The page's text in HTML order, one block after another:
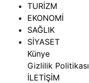
TURİZM
EKONOMİ
SAĞLIK
SİYASET
Künye
Gizlilik Politikası
İLETİŞİM